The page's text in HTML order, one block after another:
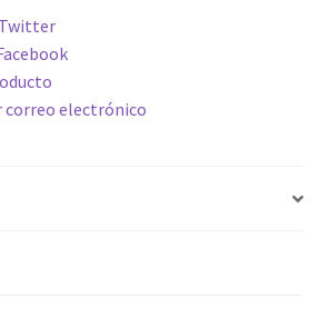
electrónico